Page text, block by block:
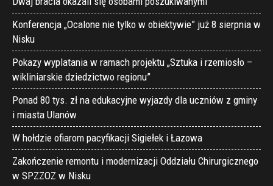
Konferencja „Ocalone nie tylko w obiektywie” już 8 sierpnia w
Nisku
Pokazy wyplatania w ramach projektu „Sztuka i rzemiosło –
wikliniarskie dziedzictwo regionu”
Ponad 80 tys. zł na edukacyjne wyjazdy dla uczniów z gminy
i miasta Ulanów
W hołdzie ofiarom pacyfikacji Sigiełek i Łazowa
Zakończenie remontu i modernizacji Oddziału Chirurgicznego
w SPZZOZ w Nisku